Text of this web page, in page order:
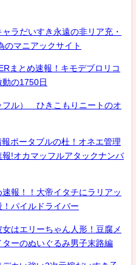
ラだいすき永遠の非リア充・
のマニアックサイト
まとめ速報！キモデブロリコ
の1750日
フル） ひきこもりニートのオ
ポータブルの杜！オネエ管理
!オカマッフルアタックナンバ
報！！大帝イタチにラリアッ
！パイルドライバー
はエリーちゃん人形！豆腐メ
ーのぬいぐるみ男子末路編